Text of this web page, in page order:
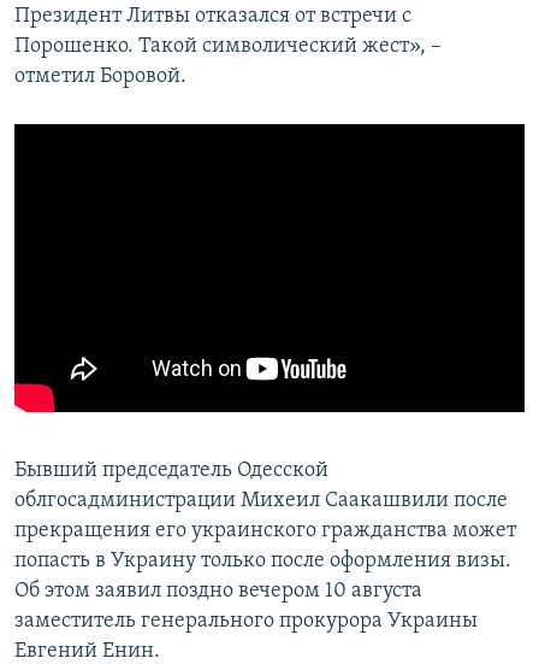
Президент Литвы отказался от встречи с
Порошенко. Такой символический жест», –
отметил Боровой.
Бывший председатель Одесской
облгосадминистрации Михеил Саакашвили после
прекращения его украинского гражданства может
попасть в Украину только после оформления визы.
Об этом заявил поздно вечером 10 августа
заместитель генерального прокурора Украины
Евгений Енин.